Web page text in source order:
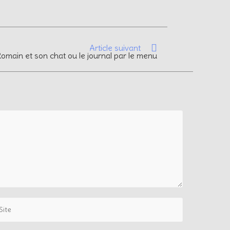
Article suivant
et son chat ou le journal par le menu